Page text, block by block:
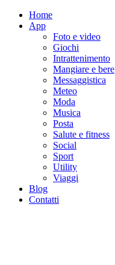
Home
App
Foto e video
Giochi
Intrattenimento
Mangiare e bere
Messaggistica
Meteo
Moda
Musica
Posta
Salute e fitness
Social
Sport
Utility
Viaggi
Blog
Contatti